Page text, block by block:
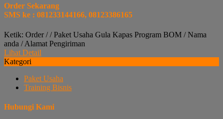
Order Sekarang
SMS ke : 081233144166, 08123386165
Ketik: Order / / Paket Usaha Gula Kapas Program BOM / Nama
anda / Alamat Pengiriman
Lihat Detail
Kategori
Paket Usaha
Training Bisnis
Hubungi Kami